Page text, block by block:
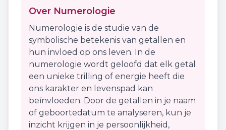
Over Numerologie
Numerologie is de studie van de
symbolische betekenis van getallen en
hun invloed op ons leven. In de
numerologie wordt geloofd dat elk getal
een unieke trilling of energie heeft die
ons karakter en levenspad kan
beïnvloeden. Door de getallen in je naam
of geboortedatum te analyseren, kun je
inzicht krijgen in je persoonlijkheid,